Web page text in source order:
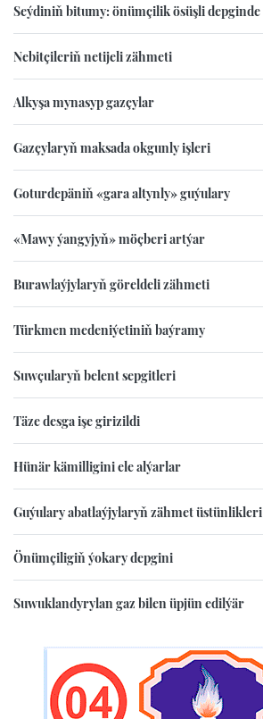
Seýdiniň bitumy: önümçilik ösüşli depginde
Nebitçileriň netijeli zähmeti
Alkyşa mynasyp gazçylar
Gazçylaryň maksada okgunly işleri
Goturdepäniň «gara altynly» guýulary
«Mawy ýangyjyň» möçberi artýar
Burawlaýjylaryň göreldeli zähmeti
Türkmen medeniýetiniň baýramy
Suwçularyň belent sepgitleri
Täze desga işe girizildi
Hünär kämilligini ele alýarlar
Guýulary abatlaýjylaryň zähmet üstünlikleri
Önümçiligiň ýokary depgini
Suwuklandyrylan gaz bilen üpjün edilýär